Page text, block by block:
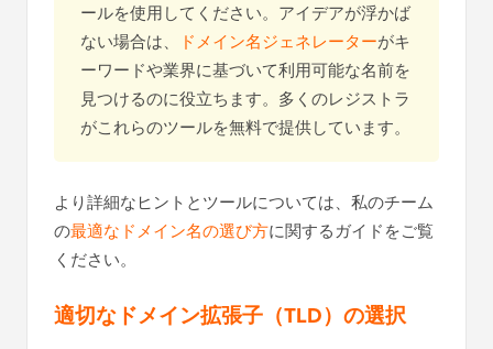
ールを使用してください。アイデアが浮かば
ない場合は、
ドメイン名ジェネレーターがキ
ーワードや業界に基づいて利用可能な名前を
見つけるのに役立ちます。多くのレジストラ
がこれらのツールを無料で提供しています。
より詳細なヒントとツールについては、私のチーム
の最適なドメイン名の選び方に関するガイドをご覧
ください。
適切なドメイン拡張子（TLD）の選択